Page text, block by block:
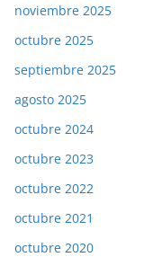
noviembre 2025
octubre 2025
septiembre 2025
agosto 2025
octubre 2024
octubre 2023
octubre 2022
octubre 2021
octubre 2020